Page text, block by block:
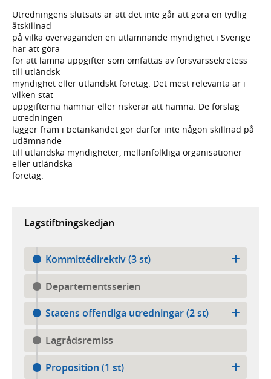
Utredningens slutsats är att det inte går att göra en tydlig
åtskillnad
på vilka överväganden en utlämnande myndighet i Sverige
har att göra
för att lämna uppgifter som omfattas av försvarssekretess
till utländsk
myndighet eller utländskt företag. Det mest relevanta är i
vilken stat
uppgifterna hamnar eller riskerar att hamna. De förslag
utredningen
lägger fram i betänkandet gör därför inte någon skillnad på
utlämnande
till utländska myndigheter, mellanfolkliga organisationer
eller utländska
företag.
Lagstiftningskedjan
Kommittédirektiv (3 st)
Departementsserien
Statens offentliga utredningar (2 st)
Lagrådsremiss
Proposition (1 st)